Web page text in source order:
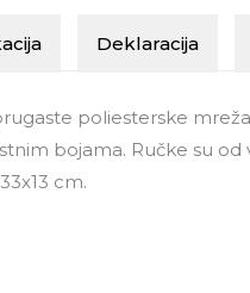
Deklaracija
poliesterske
bojama. Ručke su
cm.